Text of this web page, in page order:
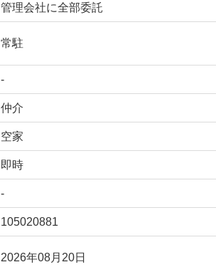
管理会社に全部委託
常駐
-
仲介
空家
即時
-
105020881
2026年08月20日